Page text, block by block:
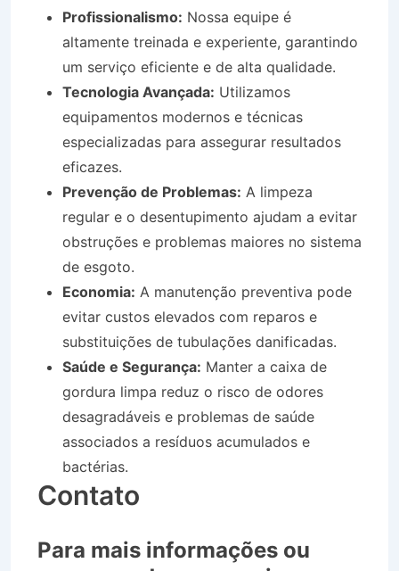
Profissionalismo: Nossa equipe é
altamente treinada e experiente, garantindo
um serviço eficiente e de alta qualidade.
Tecnologia Avançada: Utilizamos
equipamentos modernos e técnicas
especializadas para assegurar resultados
eficazes.
Prevenção de Problemas: A limpeza
regular e o desentupimento ajudam a evitar
obstruções e problemas maiores no sistema
de esgoto.
Economia: A manutenção preventiva pode
evitar custos elevados com reparos e
substituições de tubulações danificadas.
Saúde e Segurança: Manter a caixa de
gordura limpa reduz o risco de odores
desagradáveis e problemas de saúde
associados a resíduos acumulados e
bactérias.
Contato
Para mais informações ou